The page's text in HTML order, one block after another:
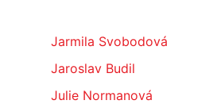
Jarmila Svobodová
Jaroslav Budil
Julie Normanová